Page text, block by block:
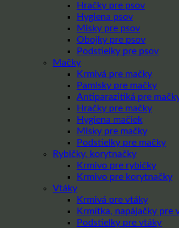
Hračky pre psov
Hygiena psov
Misky pre psov
Obojky pre psov
Podstielky pre psov
Mačky
Krmivá pre mačky
Pamlsky pre mačky
Antiparazitiká pre
Hračky pre mačky
Hygiena mačiek
Misky pre mačky
Podstielky pre mačky
Rybičky, korytnačky
Krmivo pre rybičky
Krmivo pre korytnačky
Vtáky
Krmivá pre vtáky
Krmítka, napájačky pre
Podstielky pre vtáky